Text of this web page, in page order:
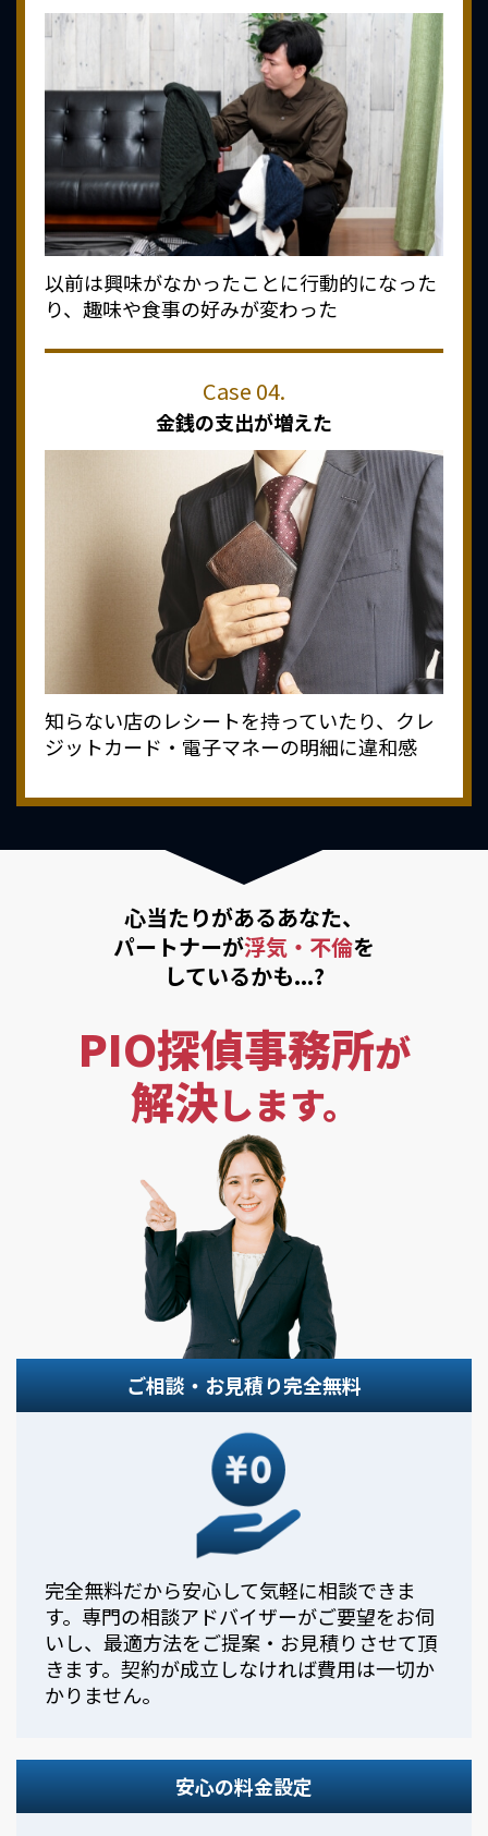
以前は興味がなかったことに行動的になった
り、趣味や食事の好みが変わった
金銭の支出が増えた
知らない店のレシートを持っていたり、クレ
ジットカード・電子マネーの明細に違和感
心当たりがあるあなた、
パートナーが浮気・不倫を
しているかも...?
PIO探偵事務所が
解決します。
ご相談・お見積り完全無料
完全無料だから安心して気軽に相談できま
す。専門の相談アドバイザーがご要望をお伺
いし、最適方法をご提案・お見積りさせて頂
きます。契約が成立しなければ費用は一切か
かりません。
安心の料金設定